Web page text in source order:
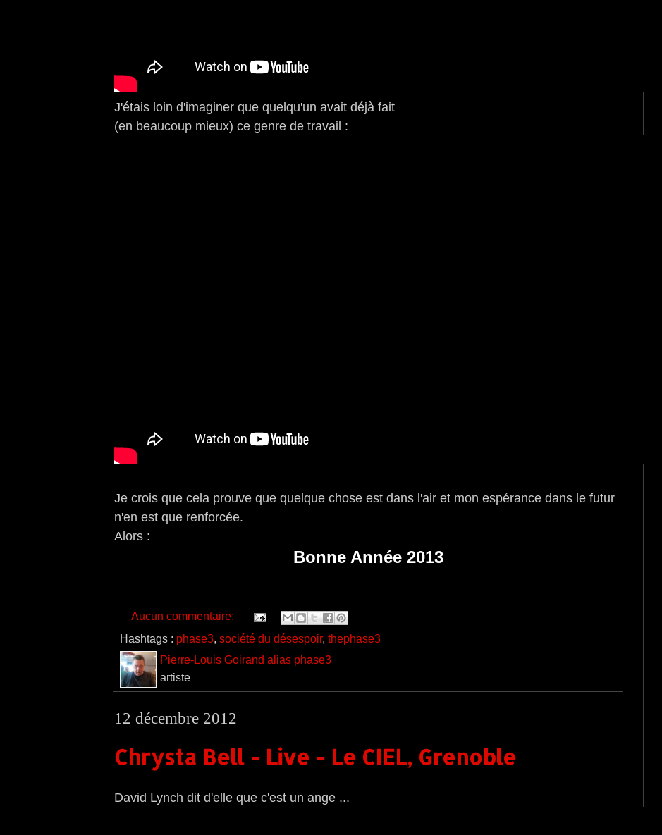
J'étais loin d'imaginer que quelqu'un avait déjà fait
(en beaucoup mieux) ce genre de travail :
Je crois que cela prouve que quelque chose est dans l'air et mon espérance dans le futur
n'en est que renforcée.
Alors :
Bonne Année 2013
Aucun commentaire:
Hashtags : phase3, société du désespoir, thephase3
Pierre-Louis Goirand alias phase3
artiste
12 décembre 2012
Chrysta Bell - Live - Le CIEL, Grenoble
David Lynch dit d'elle que c'est un ange ...